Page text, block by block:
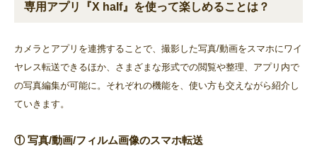
専用アプリ『X half』を使って楽しめることは？
カメラとアプリを連携することで、撮影した写真/動画をスマホにワイ
ヤレス転送できるほか、さまざまな形式での閲覧や整理、アプリ内で
の写真編集が可能に。それぞれの機能を、使い方も交えながら紹介し
ていきます。
① 写真/動画/フィルム画像のスマホ転送